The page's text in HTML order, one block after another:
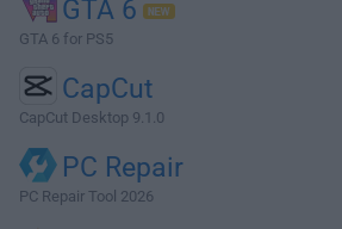
GTA 6
GTA 6 for PS5
CapCut
CapCut Desktop 9.1.0
PC Repair
PC Repair Tool 2026